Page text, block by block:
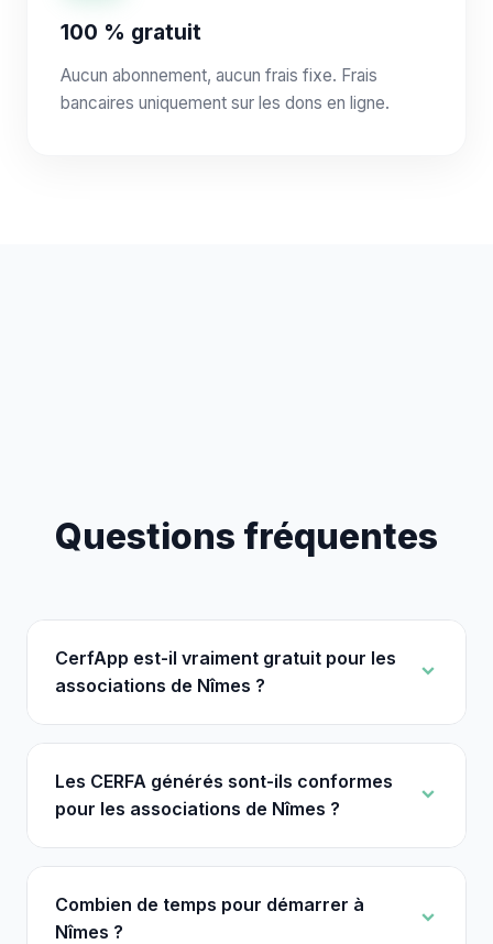
100 % gratuit
Aucun abonnement, aucun frais fixe. Frais
bancaires uniquement sur les dons en ligne.
Questions fréquentes
CerfApp est-il vraiment gratuit pour les
associations de Nîmes ?
Les CERFA générés sont-ils conformes
pour les associations de Nîmes ?
Combien de temps pour démarrer à
Nîmes ?